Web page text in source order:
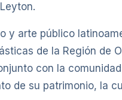
y arte público
de la Región de
con la
de su patrimonio, la